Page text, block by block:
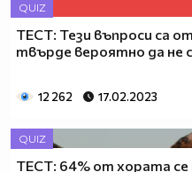
QUIZ
ТЕСТ: Тези въпроси са
твърде вероятно да не
12 262 17.02.2023
QUIZ
ТЕСТ: 64% от хората се